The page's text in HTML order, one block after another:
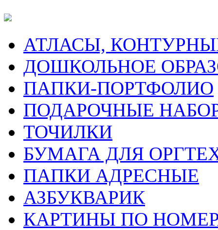
АТЛАСЫ,
ДОШКОЛЬНОЕ
ПАПКИ-ПОРТФОЛИО
ПОДАРОЧНЫЕ
ТОЧИЛКИ
БУМАГА ДЛЯ
ПАПКИ АДРЕСНЫЕ
АЗБУКВАРИК
КАРТИНЫ ПО